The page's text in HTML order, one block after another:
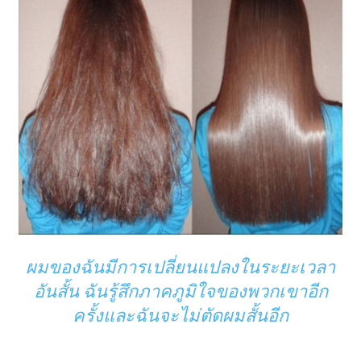
ผมของฉันมีการเปลี่ยนแปลงในระยะเวลา
อันสั้น ฉันรู้สึกภาคภูมิใจของพวกเขาอีก
ครั้งและฉันจะไม่ตัดผมสั้นอีก